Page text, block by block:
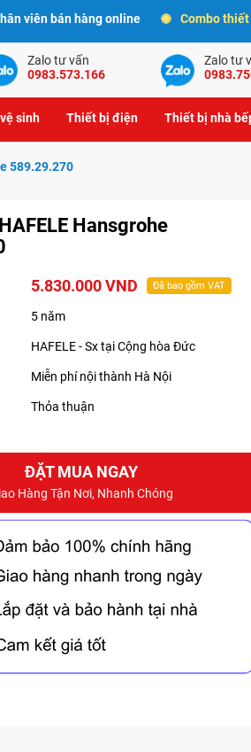
viên bán hàng online Combo
Zalo tư vấn
0983.573.166
Zalo tư
sinh Thiết bị điện Thiết bị nhà
589.29.270
Hansgrohe
5.830.000 VND Đã bao gồm VAT
5 năm
HAFELE - Sx tại Cộng hòa Đức
Miễn phí nội thành Hà Nội
Thỏa thuận
ĐẶT MUA NGAY
Hàng Tận Nơi, Nhanh Chóng